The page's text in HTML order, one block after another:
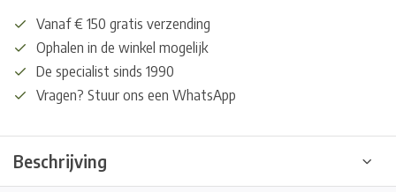
Vanaf € 150 gratis verzending
Ophalen in de winkel mogelijk
De specialist sinds 1990
Vragen? Stuur ons een WhatsApp
Beschrijving